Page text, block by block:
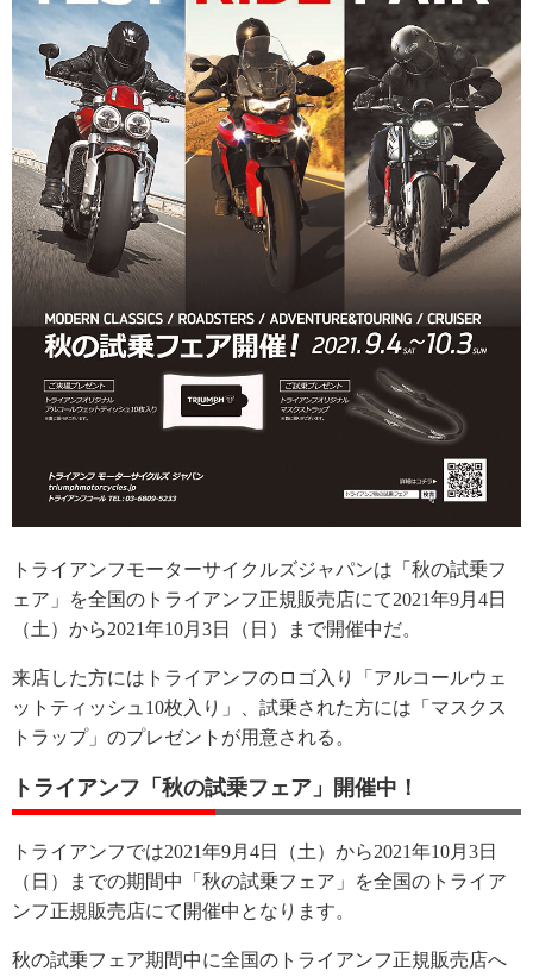
トライアンフモーターサイクルズジャパンは「秋の試乗フ
ェア」を全国のトライアンフ正規販売店にて2021年9月4日
（土）から2021年10月3日（日）まで開催中だ。
来店した方にはトライアンフのロゴ入り「アルコールウェ
ットティッシュ10枚入り」、試乗された方には「マスクス
トラップ」のプレゼントが用意される。
トライアンフ「秋の試乗フェア」開催中！
トライアンフでは2021年9月4日（土）から2021年10月3日
（日）までの期間中「秋の試乗フェア」を全国のトライア
ンフ正規販売店にて開催中となります。
秋の試乗フェア期間中に全国のトライアンフ正規販売店へ